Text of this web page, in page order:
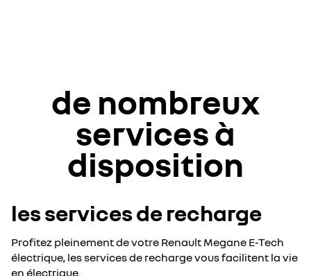
de nombreux
services à
disposition
les services de recharge
Profitez pleinement de votre Renault Megane E-Tech
électrique, les services de recharge vous facilitent la vie
en électrique.